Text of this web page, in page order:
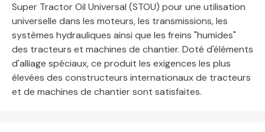
Super Tractor Oil Universal (STOU) pour une utilisation
universelle dans les moteurs, les transmissions, les
systèmes hydrauliques ainsi que les freins "humides"
des tracteurs et machines de chantier. Doté d'éléments
d'alliage spéciaux, ce produit les exigences les plus
élevées des constructeurs internationaux de tracteurs
et de machines de chantier sont satisfaites.